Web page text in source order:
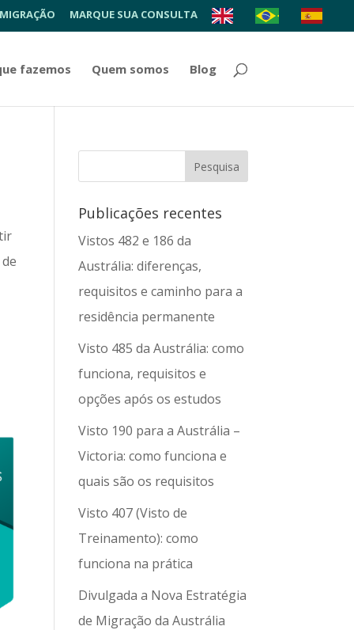
MARQUE SUA CONSULTA
fazemos Quem somos Blog
Publicações recentes
Vistos 482 e 186 da
Austrália: diferenças,
requisitos e caminho para a
residência permanente
Visto 485 da Austrália: como
funciona, requisitos e
opções após os estudos
Visto 190 para a Austrália –
Victoria: como funciona e
quais são os requisitos
Visto 407 (Visto de
Treinamento): como
funciona na prática
Divulgada a Nova Estratégia
de Migração da Austrália